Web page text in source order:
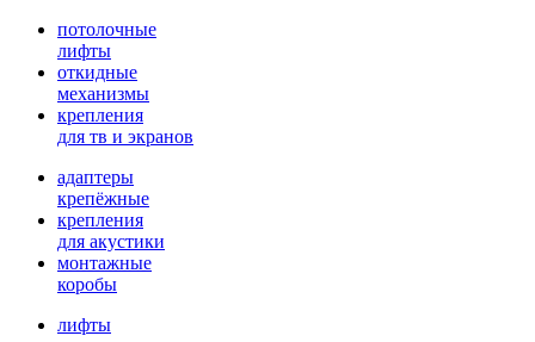
потолочные
лифты
откидные
механизмы
крепления
для тв и экранов
адаптеры
крепёжные
крепления
для акустики
монтажные
коробы
лифты